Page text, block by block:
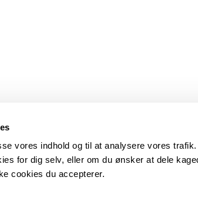
vores indhold og til at analysere vores
for dig selv, eller om du ønsker at dele
cookies du accepterer.